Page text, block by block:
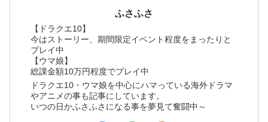
ふさふさ
【ドラクエ10】
今はストーリー、期間限定イベント程度をまったりと
プレイ中
【ウマ娘】
総課金額10万円程度でプレイ中
ドラクエ10・ウマ娘を中心にハマっている海外ドラマ
やアニメの事も記事にしています。
いつの日かふさふさになる事を夢見て奮闘中～